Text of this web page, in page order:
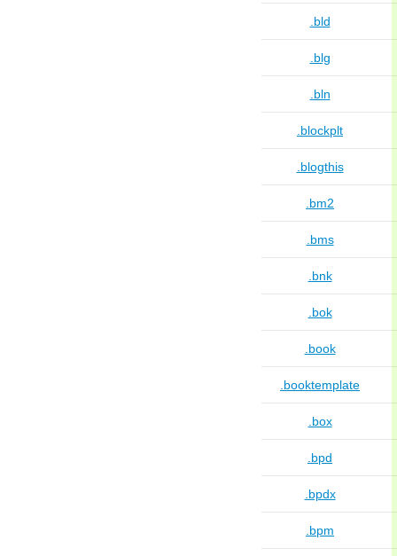
.bld
.blg
.bln
.blockplt
.blogthis
.bm2
.bms
.bnk
.bok
.book
.booktemplate
.box
.bpd
.bpdx
.bpm